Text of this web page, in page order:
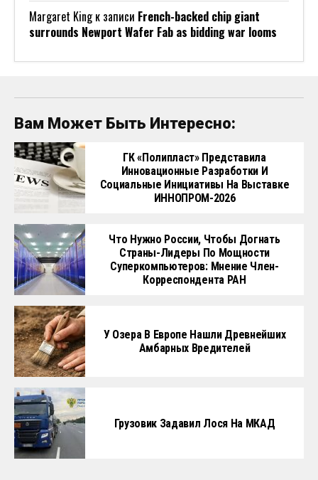
Margaret Kingк записи French-backed chip giant
surrounds Newport Wafer Fab as bidding war looms
Вам Может Быть Интересно:
ГК «Полипласт» Представила
Инновационные Разработки И
Социальные Инициативы На Выставке
ИННОПРОМ-2026
Что Нужно России, Чтобы Догнать
Страны-Лидеры По Мощности
Суперкомпьютеров: Мнение Член-
Корреспондента РАН
У Озера В Европе Нашли Древнейших
Амбарных Вредителей
Грузовик Задавил Лося На МКАД